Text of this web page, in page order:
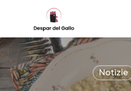
main
content
Notizie